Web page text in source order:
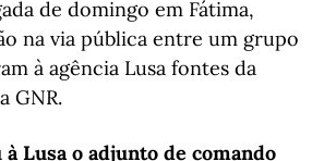
de domingo em Fátima,
na via pública entre um grupo
à agência Lusa fontes da
GNR.
Lusa o adjunto de comando